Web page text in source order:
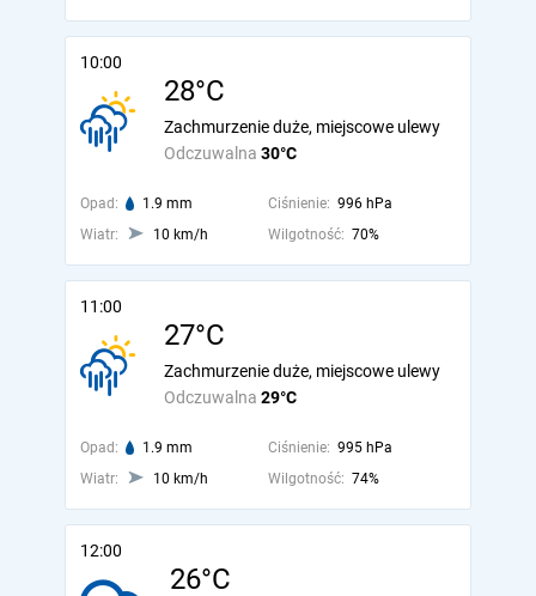
10:00
28°C
Odczuwalna 30°C
Zachmurzenie duże, miejscowe ulewy
Opad: 1.9 mm Ciśnienie: 996 hPa
Wiatr:
10 km/h Wilgotność: 70%
11:00
27°C
Odczuwalna 29°C
Zachmurzenie duże, miejscowe ulewy
Opad: 1.9 mm Ciśnienie: 995 hPa
Wiatr:
10 km/h Wilgotność: 74%
12:00
26°C